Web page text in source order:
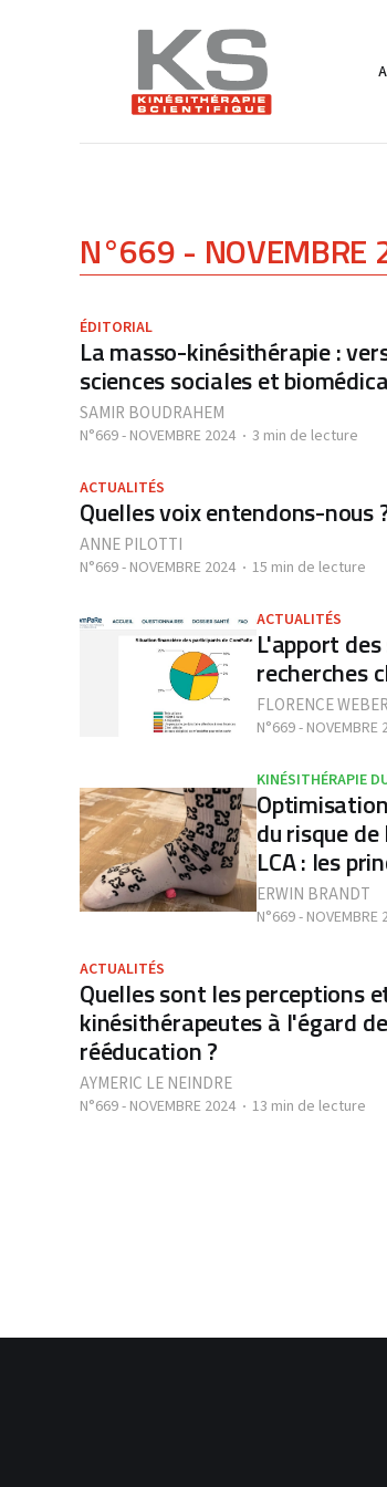
N°669 - NOVEMBRE
ÉDITORIAL
La masso-kinésithérapie :
sciences sociales et
SAMIR BOUDRAHEM
N°669 - NOVEMBRE 2024 3 min de lecture
ACTUALITÉS
Quelles voix entendons-nous
ANNE PILOTTI
N°669 - NOVEMBRE 2024 15 min de lecture
ACTUALITÉS
L'apport
recherches
FLORENCE WEBER
N°669 - NOVEMBRE
KINÉSITHÉRAPIE
du risque
LCA : les
ERWIN BRANDT
N°669 - NOVEMBRE
ACTUALITÉS
Quelles sont les perceptions
kinésithérapeutes à l'égard
rééducation ?
AYMERIC LE NEINDRE
N°669 - NOVEMBRE 2024 13 min de lecture